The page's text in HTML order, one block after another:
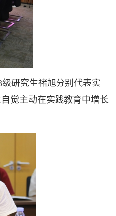
研究生禇旭分别代表实
觉主动在实践教育中增长